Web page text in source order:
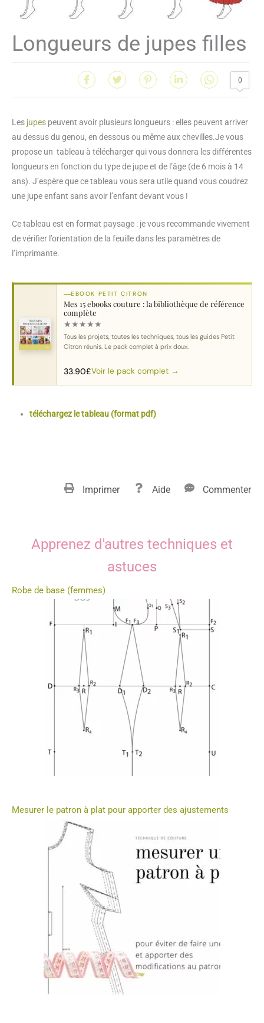
Longueurs de jupes filles
0
Les jupes peuvent avoir plusieurs longueurs : elles peuvent arriver
au dessus du genou, en dessous ou même aux chevilles.Je vous
propose un tableau à télécharger qui vous donnera les différentes
longueurs en fonction du type de jupe et de l’âge (de 6 mois à 14
ans). J’espère que ce tableau vous sera utile quand vous coudrez
une jupe enfant sans avoir l’enfant devant vous !
Ce tableau est en format paysage : je vous recommande vivement
de vérifier l’orientation de la feuille dans les paramètres de
l’imprimante.
EBOOK PETIT CITRON
Mes 15 ebooks couture : la bibliothèque de référence
complète
★★★★★
Tous les projets, toutes les techniques, tous les guides Petit
Citron réunis. Le pack complet à prix doux.
33.90£Voir le pack complet →
téléchargez le tableau (format pdf)
Imprimer Aide Commenter
Apprenez d'autres techniques et
astuces
Robe de base (femmes)
Mesurer le patron à plat pour apporter des ajustements